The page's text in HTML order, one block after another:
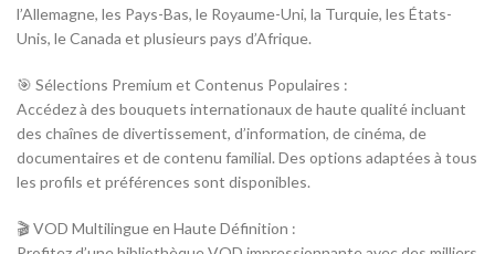
l’Allemagne, les Pays-Bas, le Royaume-Uni, la Turquie, les États-
Unis, le Canada et plusieurs pays d’Afrique.
🎯 Sélections Premium et Contenus Populaires :
Accédez à des bouquets internationaux de haute qualité incluant
des chaînes de divertissement, d’information, de cinéma, de
documentaires et de contenu familial. Des options adaptées à tous
les profils et préférences sont disponibles.
🎬 VOD Multilingue en Haute Définition :